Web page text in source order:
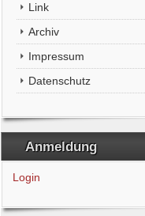
Link
Archiv
Impressum
Datenschutz
Anmeldung
Login